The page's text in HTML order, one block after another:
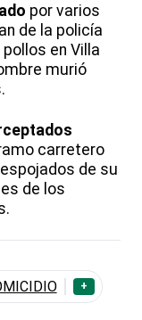
por varios
de la policía
en Villa
murió
carretero
de su
de los
+